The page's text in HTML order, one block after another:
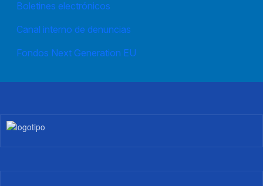
Boletines electrónicos
Canal interno de denuncias
Fondos Next Generation EU
Imagen